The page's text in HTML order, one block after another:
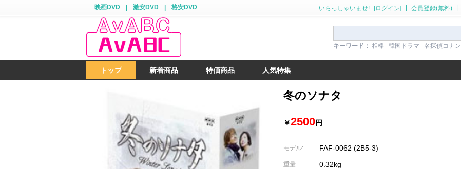
映画DVD 激安DVD 格安DVD いらっしゃいませ! [ログイン] 会員登録(無料)
キーワード： 相棒 韓国ドラマ 名探偵コナン
トップ 新着商品 特価商品 人気特集
冬のソナタ
￥2500円
モデル: FAF-0062 (2B5-3)
重量: 0.32kg